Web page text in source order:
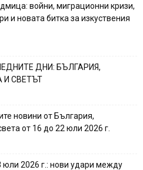
войни, миграционни кризи,
и новата битка за изкуствения
ДНИ: БЪЛГАРИЯ,
И СВЕТЪТ
новини от България,
от 16 до 22 юли 2026 г.
2026 г.: нови удари между